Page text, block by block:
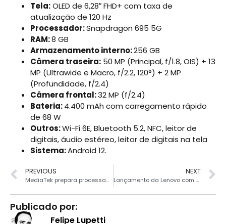
Tela:OLED de 6,28″ FHD+ com taxa de
atualização de 120 Hz
Processador:Snapdragon 695 5G
RAM:8 GB
Armazenamento interno:256 GB
Câmera traseira: 50 MP (Principal, f/1.8, OIS) + 13
MP (Ultrawide e Macro, f/2.2, 120°) + 2 MP
(Profundidade, f/2.4)
Câmera frontal:32 MP (f/2.4)
Bateria:4.400 mAh com carregamento rápido
de 68 W
Outros:Wi-Fi 6E, Bluetooth 5.2, NFC, leitor de
digitais, áudio estéreo, leitor de digitais na tela
Sistema:Android 12.
PREVIOUS
MediaTek prepara processador para derrotar Apple A17 Bionic
NEXT
Lançamento da Lenovo com Ryzen 5 aparece com ótimo preço parcelado
Publicado por:
Felipe Lupetti